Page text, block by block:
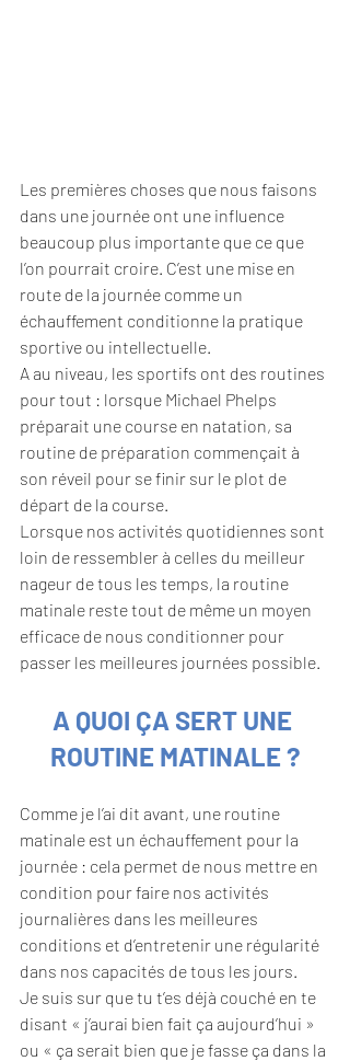
Les premières choses que nous faisons
dans une journée ont une influence
beaucoup plus importante que ce que
l’on pourrait croire. C’est une mise en
route de la journée comme un
échauffement conditionne la pratique
sportive ou intellectuelle.
A au niveau, les sportifs ont des routines
pour tout : lorsque Michael Phelps
préparait une course en natation, sa
routine de préparation commençait à
son réveil pour se finir sur le plot de
départ de la course.
Lorsque nos activités quotidiennes sont
loin de ressembler à celles du meilleur
nageur de tous les temps, la routine
matinale reste tout de même un moyen
efficace de nous conditionner pour
passer les meilleures journées possible.
A QUOI ÇA SERT UNE
ROUTINE MATINALE ?
Comme je l’ai dit avant, une routine
matinale est un échauffement pour la
journée : cela permet de nous mettre en
condition pour faire nos activités
journalières dans les meilleures
conditions et d’entretenir une régularité
dans nos capacités de tous les jours.
Je suis sur que tu t’es déjà couché en te
disant « j’aurai bien fait ça aujourd’hui »
ou « ça serait bien que je fasse ça dans la